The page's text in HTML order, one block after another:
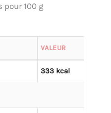
100 g
VALEUR
333 kcal